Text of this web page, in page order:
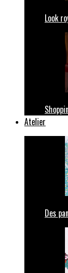
Look
Atelier
Des